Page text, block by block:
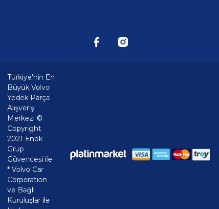
Türkiye'nin En
Büyük Volvo
Yedek Parça
Alışveriş
Merkezi ©
Copyright
2021 Enok
Grup
Güvencesi ile
* Volvo Car
Corporation
ve Bağlı
Kuruluşlar ile